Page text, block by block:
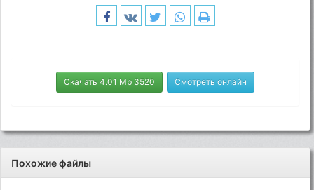
Скачать 4.01 Mb 3520 Смотреть онлайн
Похожие файлы